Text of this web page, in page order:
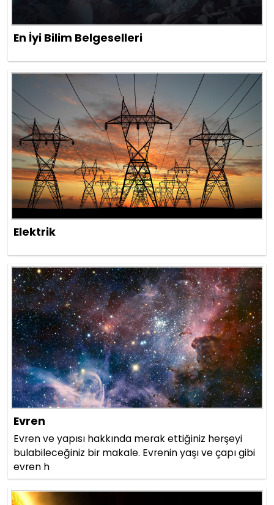
En İyi Bilim Belgeselleri
Elektrik
Evren
Evren ve yapısı hakkında merak ettiğiniz herşeyi
bulabileceğiniz bir makale. Evrenin yaşı ve çapı gibi
evren h